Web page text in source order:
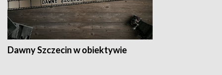
Dawny Szczecin w obiektywie